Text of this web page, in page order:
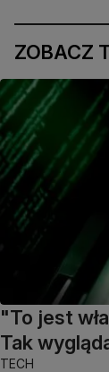
ZOBACZ
"To jest
Tak
TECH